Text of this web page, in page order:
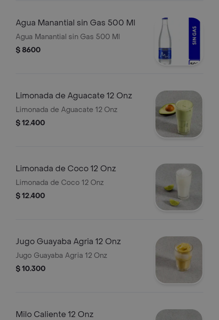
Agua Manantial sin Gas 500 Ml
Agua Manantial sin Gas 500 Ml
$ 8600
Limonada de Aguacate 12 Onz
Limonada de Aguacate 12 Onz
$ 12.400
Limonada de Coco 12 Onz
Limonada de Coco 12 Onz
$ 12.400
Jugo Guayaba Agria 12 Onz
Jugo Guayaba Agria 12 Onz
$ 10.300
Milo Caliente 12 Onz